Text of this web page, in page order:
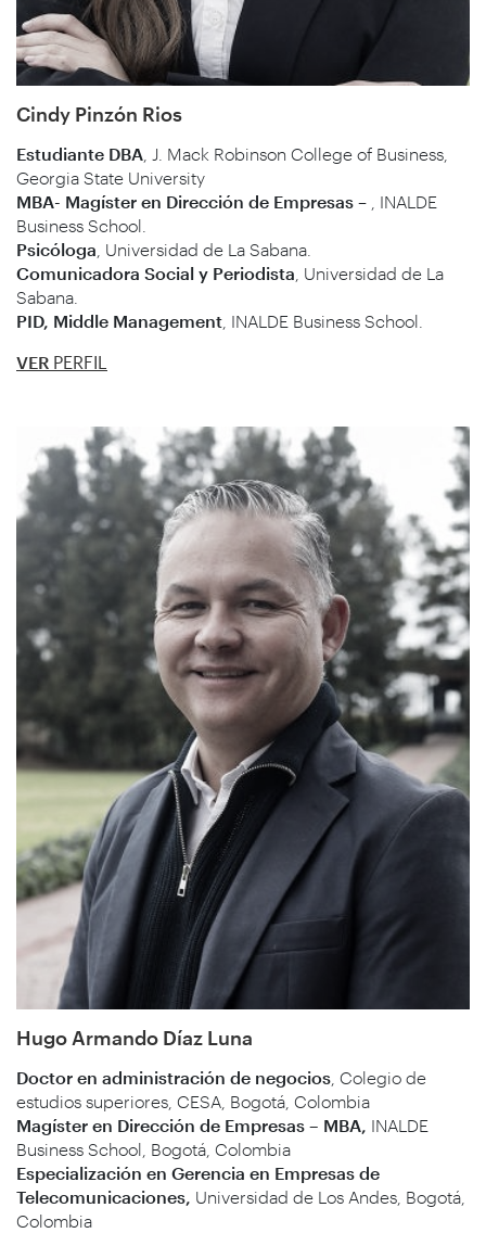
Cindy Pinzón Rios
Estudiante DBA , J. Mack Robinson College of Business,
Georgia State University
MBA- Magíster en Dirección de Empresas – , INALDE
Business School.
Psicóloga , Universidad de La Sabana.
Comunicadora Social y Periodista , Universidad de La
Sabana.
PID, Middle Management , INALDE Business School.
VER PERFIL
Hugo Armando Díaz Luna
Doctor en administración de negocios , Colegio de
estudios superiores, CESA, Bogotá, Colombia
Magíster en Dirección de Empresas – MBA, INALDE
Business School, Bogotá, Colombia
Especialización en Gerencia en Empresas de
Telecomunicaciones, Universidad de Los Andes, Bogotá,
Colombia